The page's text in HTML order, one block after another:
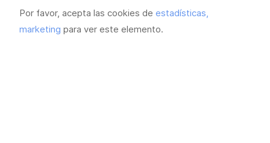
Por favor, acepta las cookies de estadísticas,
marketing para ver este elemento.